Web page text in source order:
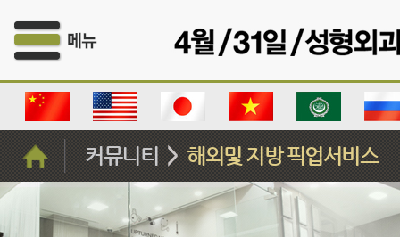
커뮤니티 해외및 지방 픽업서비스